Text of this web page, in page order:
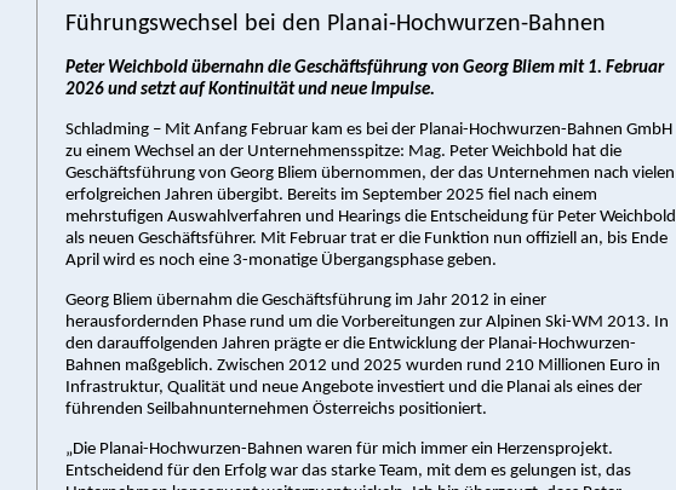
Führungswechsel bei den Planai-Hochwurzen-Bahnen
Peter Weichbold übernahn die Geschäftsführung von Georg Bliem mit 1. Februar
2026 und setzt auf Kontinuität und neue Impulse.
Schladming – Mit Anfang Februar kam es bei der Planai-Hochwurzen-Bahnen GmbH
zu einem Wechsel an der Unternehmensspitze: Mag. Peter Weichbold hat die
Geschäftsführung von Georg Bliem übernommen, der das Unternehmen nach vielen
erfolgreichen Jahren übergibt. Bereits im September 2025 fiel nach einem
mehrstufigen Auswahlverfahren und Hearings die Entscheidung für Peter Weichbold
als neuen Geschäftsführer. Mit Februar trat er die Funktion nun offiziell an, bis Ende
April wird es noch eine 3-monatige Übergangsphase geben.
Georg Bliem übernahm die Geschäftsführung im Jahr 2012 in einer
herausfordernden Phase rund um die Vorbereitungen zur Alpinen Ski-WM 2013. In
den darauffolgenden Jahren prägte er die Entwicklung der Planai-Hochwurzen-
Bahnen maßgeblich. Zwischen 2012 und 2025 wurden rund 210 Millionen Euro in
Infrastruktur, Qualität und neue Angebote investiert und die Planai als eines der
führenden Seilbahnunternehmen Österreichs positioniert.
„Die Planai-Hochwurzen-Bahnen waren für mich immer ein Herzensprojekt.
Entscheidend für den Erfolg war das starke Team, mit dem es gelungen ist, das